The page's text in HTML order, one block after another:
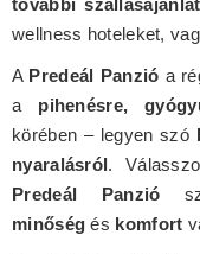
további
wellness hoteleket,
A Predeál Panzió a
a pihenésre,
körében – legyen szó
nyaralásról.
Predeál Panzió
minőség és komfort